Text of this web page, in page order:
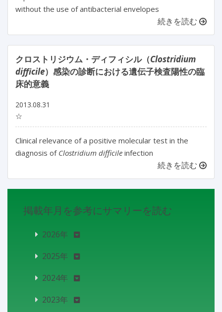
without the use of antibacterial envelopes
続きを読む
クロストリジウム・ディフィシル（Clostridium
difficile）感染の診断における遺伝子検査陽性の臨
床的意義
2013.08.31
☆
Clinical relevance of a positive molecular test in the
diagnosis of Clostridium difficile infection
続きを読む
掲載年月を参考にサマリーを読む
2026年
2025年
2024年
2023年